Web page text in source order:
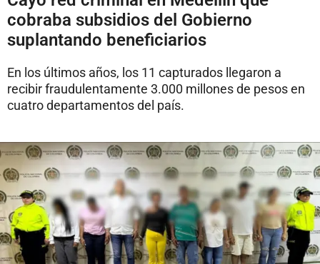
cobraba subsidios del Gobierno
suplantando beneficiarios
En los últimos años, los 11 capturados llegaron a
recibir fraudulentamente 3.000 millones de pesos en
cuatro departamentos del país.